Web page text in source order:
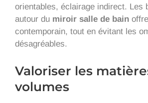
orientables, éclairage indirect. Les
autour du miroir salle de bain
contemporain, tout en évitant les
désagréables.
Valoriser les
volumes